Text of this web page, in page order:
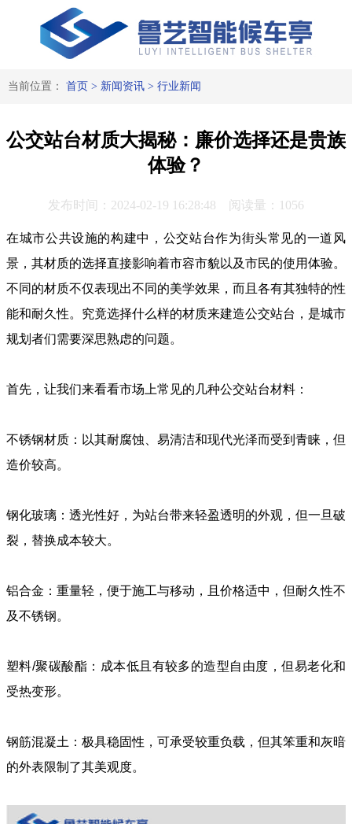
当前位置： 首页 > 新闻资讯> 行业新闻
公交站台材质大揭秘：廉价选择还是贵族
体验？
发布时间：2024-02-19 16:28:48 阅读量：1056
在城市公共设施的构建中，公交站台作为街头常见的一道风
景，其材质的选择直接影响着市容市貌以及市民的使用体验。
不同的材质不仅表现出不同的美学效果，而且各有其独特的性
能和耐久性。究竟选择什么样的材质来建造公交站台，是城市
规划者们需要深思熟虑的问题。
首先，让我们来看看市场上常见的几种公交站台材料：
不锈钢材质：以其耐腐蚀、易清洁和现代光泽而受到青睐，但
造价较高。
钢化玻璃：透光性好，为站台带来轻盈透明的外观，但一旦破
裂，替换成本较大。
铝合金：重量轻，便于施工与移动，且价格适中，但耐久性不
及不锈钢。
塑料/聚碳酸酯：成本低且有较多的造型自由度，但易老化和
受热变形。
钢筋混凝土：极具稳固性，可承受较重负载，但其笨重和灰暗
的外表限制了其美观度。